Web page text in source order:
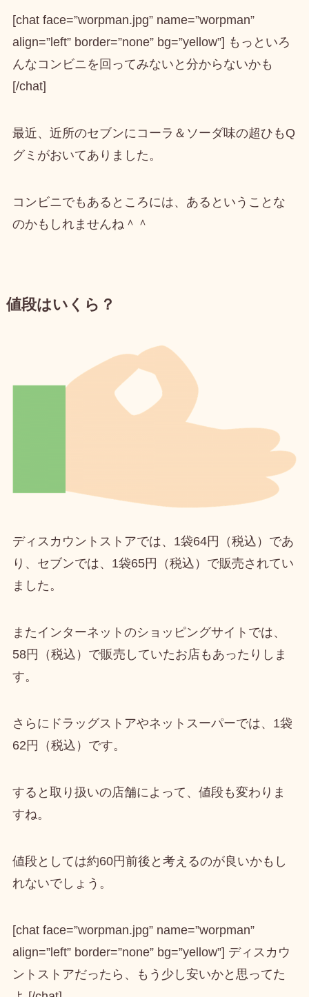
[chat face=”worpman.jpg” name=”worpman”
align=”left” border=”none” bg=”yellow”] もっといろ
んなコンビニを回ってみないと分からないかも
[/chat]
最近、近所のセブンにコーラ＆ソーダ味の超ひもQ
グミがおいてありました。
コンビニでもあるところには、あるということな
のかもしれませんね＾＾
値段はいくら？
ディスカウントストアでは、 1袋64円（税込） であ
り、セブンでは、 1袋65円（税込） で販売されてい
ました。
またインターネットのショッピングサイトでは、
58円（税込） で販売していたお店もあったりしま
す。
さらにドラッグストアやネットスーパーでは、1袋
62円（税込） です。
すると取り扱いの店舗によって、値段も変わりま
すね。
値段としては約60円前後 と考えるのが良いかもし
れないでしょう。
[chat face=”worpman.jpg” name=”worpman”
align=”left” border=”none” bg=”yellow”] ディスカウ
ントストアだったら、もう少し安いかと思ってた